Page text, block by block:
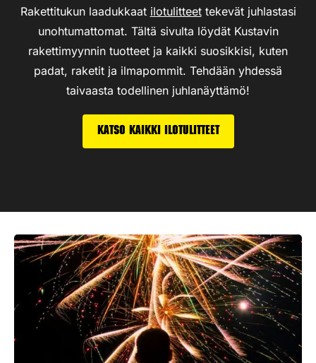
Rakettitukun laadukkaat ilotulitteettekevät juhlastasi
unohtumattomat. Tältä sivulta löydät Kustavin
rakettimyynnin tuotteet ja kaikki suosikkisi, kuten
padat, raketit ja ilmapommit. Tehdään yhdessä
taivaasta todellinen juhlanäyttämö!
Katso kaikki ilotulitteet